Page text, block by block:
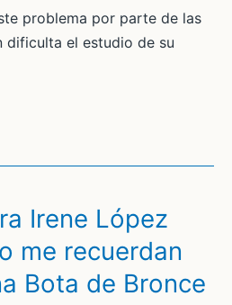
problema por parte de las
dificulta el estudio de su
Irene López
me recuerdan
Bota de Bronce